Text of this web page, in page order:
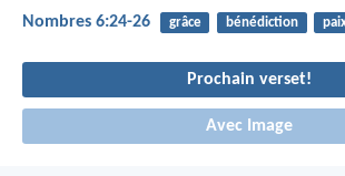
Nombres 6:24-26 grâce bénédiction
Prochain verset!
Avec Image